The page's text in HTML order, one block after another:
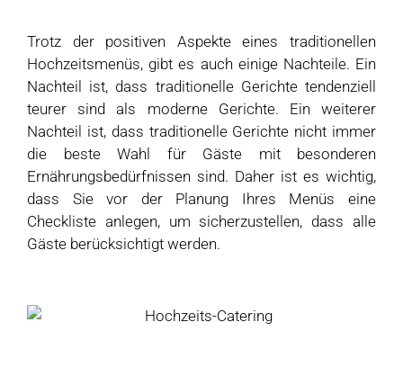
Trotz der positiven Aspekte eines traditionellen
Hochzeitsmenüs, gibt es auch einige Nachteile. Ein
Nachteil ist, dass traditionelle Gerichte tendenziell
teurer sind als moderne Gerichte. Ein weiterer
Nachteil ist, dass traditionelle Gerichte nicht immer
die beste Wahl für Gäste mit besonderen
Ernährungsbedürfnissen sind. Daher ist es wichtig,
dass Sie vor der Planung Ihres Menüs eine
Checkliste anlegen, um sicherzustellen, dass alle
Gäste berücksichtigt werden.